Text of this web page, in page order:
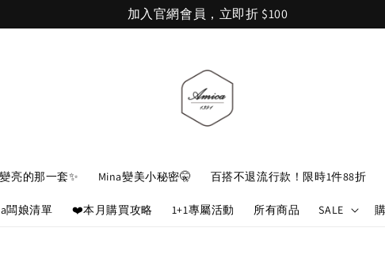
加入官網會員，立即折 $100
亮的那一套✨ Mina變美小秘密🤫 百搭不退流行款！限時1件88折
闆娘清單 ❤️本月購買攻略 1+1專屬活動 所有商品 SALE